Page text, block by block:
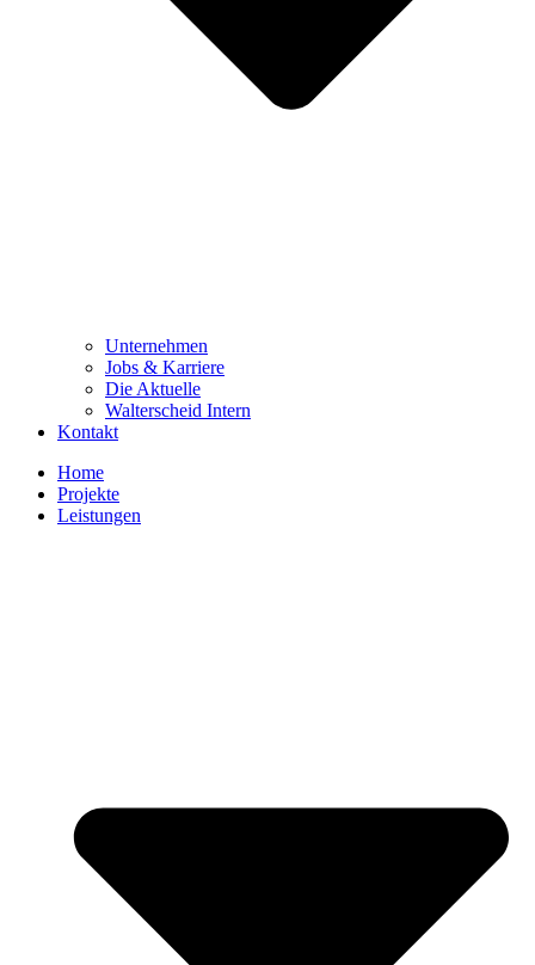
Unternehmen
Jobs & Karriere
Die Aktuelle
Walterscheid Intern
Kontakt
Home
Projekte
Leistungen